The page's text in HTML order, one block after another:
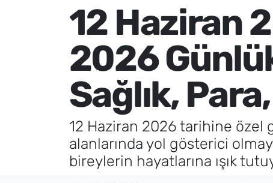
12 Haziran
2026
Sağlık,
12 Haziran 2026 tarihine özel
alanlarında yol gösterici
bireylerin hayatlarına ışık
İletişim